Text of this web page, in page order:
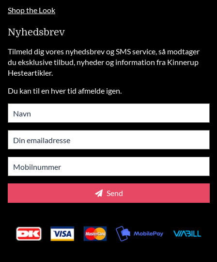
Shop the Look
Nyhedsbrev
Tilmeld dig vores nyhedsbrev og SMS service, så modtager
du eksklusive tilbud, nyheder og information fra Kinnerup
Hesteartikler.
Du kan til en hver tid afmelde igen.
Send